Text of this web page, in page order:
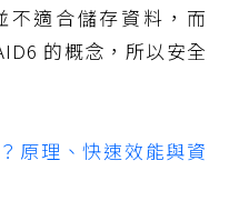
不適合儲存資料，而
的概念，所以安全
原理、快速效能與資